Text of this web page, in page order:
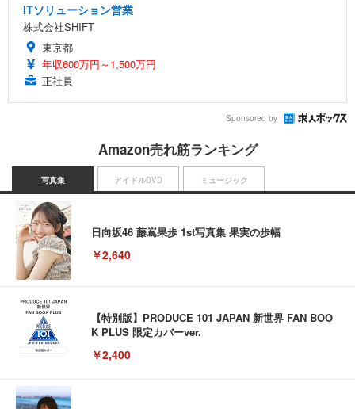
ITソリューション営業
株式会社SHIFT
東京都
年収600万円～1,500万円
正社員
Sponsored by
Amazon売れ筋ランキング
写真集
日向坂46 藤嶌果歩 1st写真集 果実の歩幅
￥2,640
【特別版】PRODUCE 101 JAPAN 新世界 FAN BOO
K PLUS 限定カバーver.
￥2,400
アイドルDVD ミュージック